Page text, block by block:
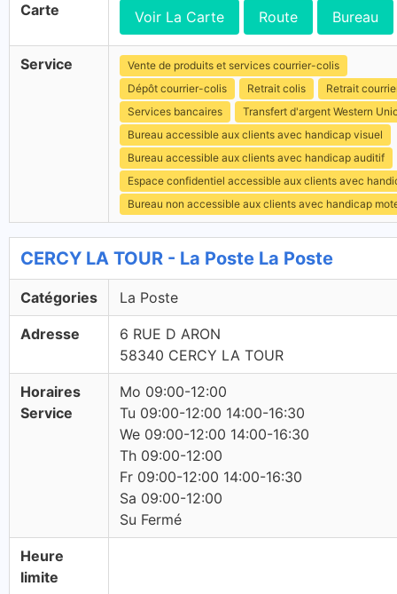
Carte Voir La Carte Route Bureau
Service
Vente de produits et services courrier-colis
Dépôt courrier-colis
Retrait colis
Retrait
Services bancaires
Transfert d'argent Western
Bureau accessible aux clients avec handicap visuel
Bureau accessible aux clients avec handicap auditif
Espace confidentiel accessible aux clients avec
Bureau non accessible aux clients avec handicap
CERCY LA TOUR - La Poste La Poste
Catégories La Poste
Adresse
6 RUE D ARON
58340 CERCY LA TOUR
Horaires
Service
Mo 09:00-12:00
Tu 09:00-12:00 14:00-16:30
We 09:00-12:00 14:00-16:30
Th 09:00-12:00
Fr 09:00-12:00 14:00-16:30
Sa 09:00-12:00
Su Fermé
Heure
limite